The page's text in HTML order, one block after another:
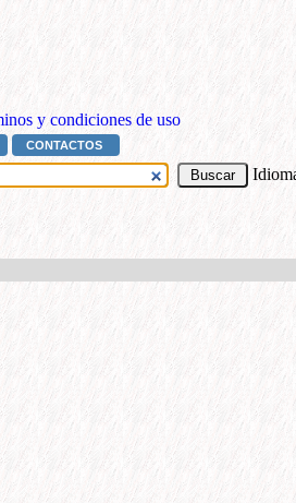
y condiciones de uso
CONTACTOS